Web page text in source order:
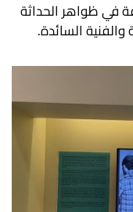
ظواهر الحداثة
السائدة.